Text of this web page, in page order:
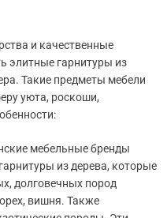
и качественные
элитные гарнитуры из
Такие предметы мебели
уюта, роскоши,
мебельные бренды
из дерева, которые
долговечных пород
вишня. Также